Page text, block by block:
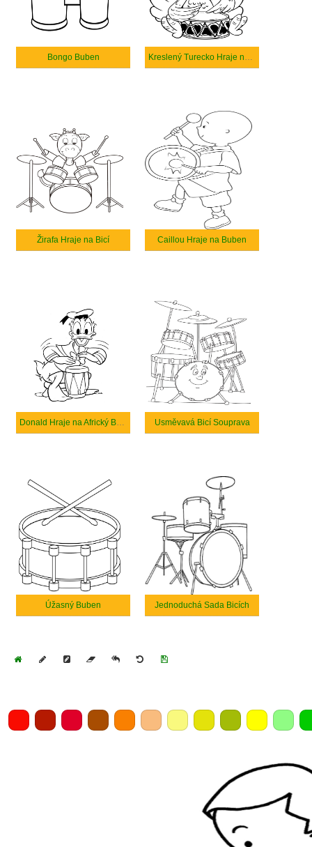
Bongo Buben Kreslený Turecko Hraje na Buben
Žirafa Hraje na Bicí Caillou Hraje na Buben
Donald Hraje na Africký Buben Usměvavá Bicí Souprava
Úžasný Buben Jednoduchá Sada Bicích